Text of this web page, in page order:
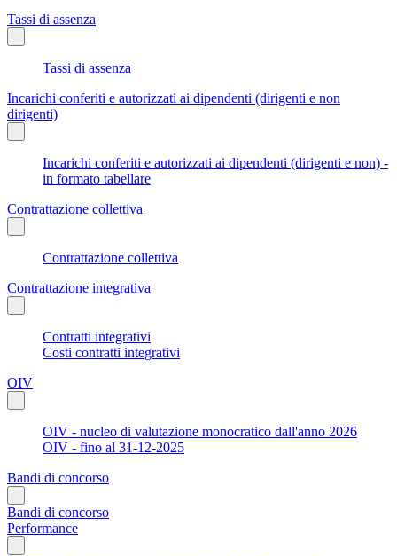
Tassi di assenza
Tassi di assenza
Incarichi conferiti e autorizzati ai dipendenti (dirigenti e non
dirigenti)
Incarichi conferiti e autorizzati ai dipendenti (dirigenti e non) -
in formato tabellare
Contrattazione collettiva
Contrattazione collettiva
Contrattazione integrativa
Contratti integrativi
Costi contratti integrativi
OIV
OIV - nucleo di valutazione monocratico dall'anno 2026
OIV - fino al 31-12-2025
Bandi di concorso
Bandi di concorso
Performance